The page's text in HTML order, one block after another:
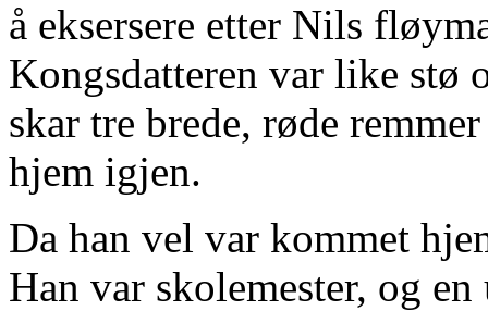
å eksersere etter Nils
Kongsdatteren var like stø
skar tre brede, røde
hjem igjen.
Da han vel var kommet
Han var skolemester, og